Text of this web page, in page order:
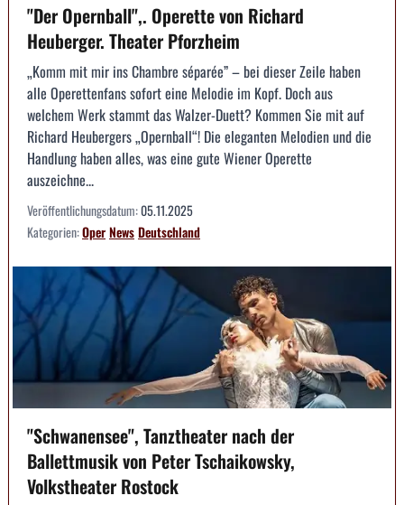
"Der Opernball",. Operette von Richard
Heuberger. Theater Pforzheim
„Komm mit mir ins Chambre séparée” – bei dieser Zeile haben
alle Operetten­fans sofort eine Melodie im Kopf. Doch aus
welchem Werk stammt das Walzer-Duett? Kommen Sie mit auf
Richard Heubergers „Opernball“! Die eleganten Melodien und die
Handlung haben alles, was eine gute Wiener Operette
auszeichne...
Veröffentlichungsdatum:05.11.2025
Kategorien:OperNewsDeutschland
"Schwanensee", Tanztheater nach der
Ballettmusik von Peter Tschaikowsky,
Volkstheater Rostock